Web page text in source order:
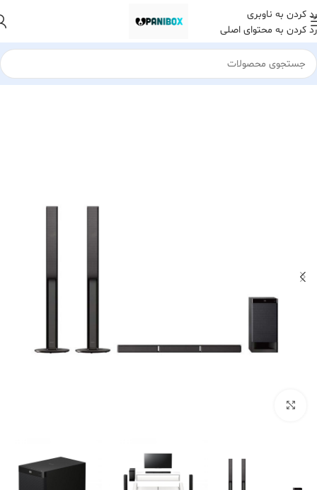
رد کردن به ناوبری
رد کردن به محتوای اصلی
خانه لوازم خانگی سیستم های صوتی و تصویری ساندبار و سینمای خانگی